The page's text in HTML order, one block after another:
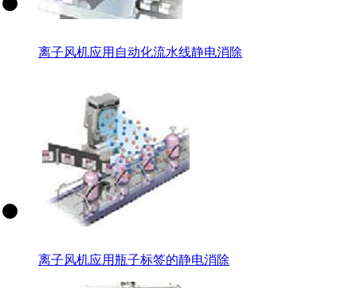
离子风机应用自动化流水线静电消除
离子风机应用瓶子标签的静电消除